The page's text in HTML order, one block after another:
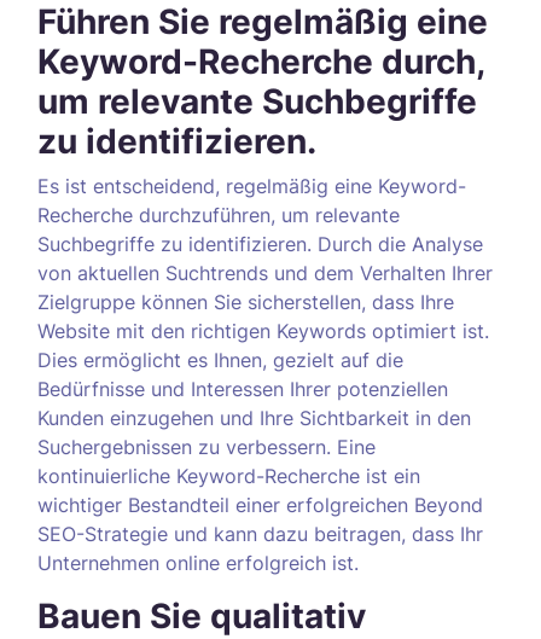
Führen Sie regelmäßig eine
Keyword-Recherche durch,
um relevante Suchbegriffe
zu identifizieren.
Es ist entscheidend, regelmäßig eine Keyword-
Recherche durchzuführen, um relevante
Suchbegriffe zu identifizieren. Durch die Analyse
von aktuellen Suchtrends und dem Verhalten Ihrer
Zielgruppe können Sie sicherstellen, dass Ihre
Website mit den richtigen Keywords optimiert ist.
Dies ermöglicht es Ihnen, gezielt auf die
Bedürfnisse und Interessen Ihrer potenziellen
Kunden einzugehen und Ihre Sichtbarkeit in den
Suchergebnissen zu verbessern. Eine
kontinuierliche Keyword-Recherche ist ein
wichtiger Bestandteil einer erfolgreichen Beyond
SEO-Strategie und kann dazu beitragen, dass Ihr
Unternehmen online erfolgreich ist.
Bauen Sie qualitativ